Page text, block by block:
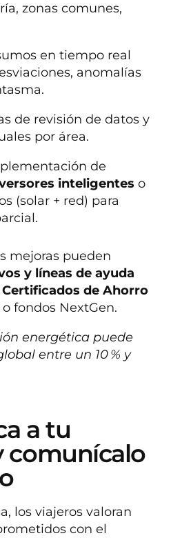
zonas comunes,
en tiempo real
anomalías
de revisión de datos y
por área.
de
inteligentes o
(solar + red) para
mejoras pueden
y líneas de ayuda
Certificados de Ahorro
o fondos NextGen.
energética puede
entre un 10 % y
a tu
comunícalo
los viajeros valoran
con el